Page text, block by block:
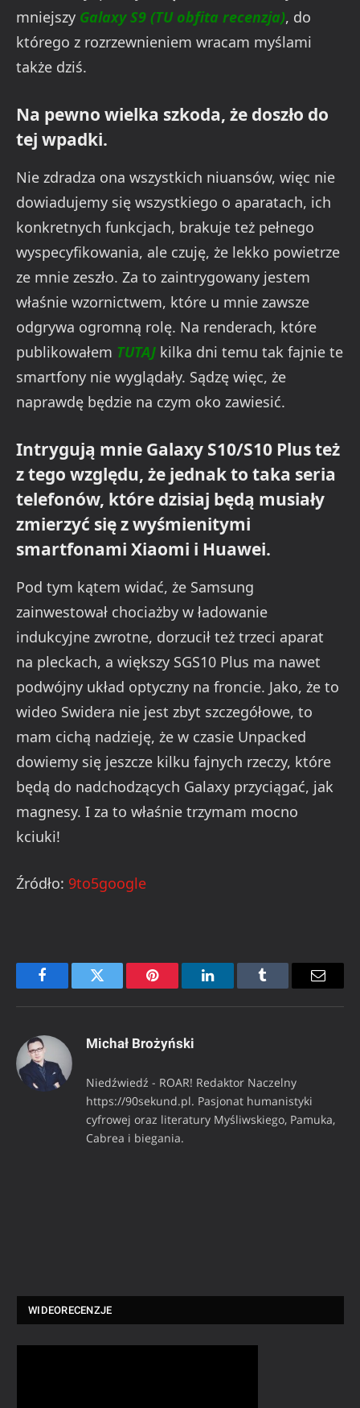
mniejszy Galaxy S9 (TU obfita recenzja), do
którego z rozrzewnieniem wracam myślami
także dziś.
Na pewno wielka szkoda, że doszło do
tej wpadki.
Nie zdradza ona wszystkich niuansów, więc nie
dowiadujemy się wszystkiego o aparatach, ich
konkretnych funkcjach, brakuje też pełnego
wyspecyfikowania, ale czuję, że lekko powietrze
ze mnie zeszło. Za to zaintrygowany jestem
właśnie wzornictwem, które u mnie zawsze
odgrywa ogromną rolę. Na renderach, które
publikowałem TUTAJ kilka dni temu tak fajnie te
smartfony nie wyglądały. Sądzę więc, że
naprawdę będzie na czym oko zawiesić.
Intrygują mnie Galaxy S10/S10 Plus też
z tego względu, że jednak to taka seria
telefonów, które dzisiaj będą musiały
zmierzyć się z wyśmienitymi
smartfonami Xiaomi i Huawei.
Pod tym kątem widać, że Samsung
zainwestował chociażby w ładowanie
indukcyjne zwrotne, dorzucił też trzeci aparat
na pleckach, a większy SGS10 Plus ma nawet
podwójny układ optyczny na froncie. Jako, że to
wideo Swidera nie jest zbyt szczegółowe, to
mam cichą nadzieję, że w czasie Unpacked
dowiemy się jeszcze kilku fajnych rzeczy, które
będą do nadchodzących Galaxy przyciągać, jak
magnesy. I za to właśnie trzymam mocno
kciuki!
Źródło: 9to5google
FacebookTwitter Pinterest LinkedInTumblr Email
Michał Brożyński
Niedźwiedź - ROAR! Redaktor Naczelny
https://90sekund.pl. Pasjonat humanistyki
cyfrowej oraz literatury Myśliwskiego, Pamuka,
Cabrea i biegania.
WIDEORECENZJE